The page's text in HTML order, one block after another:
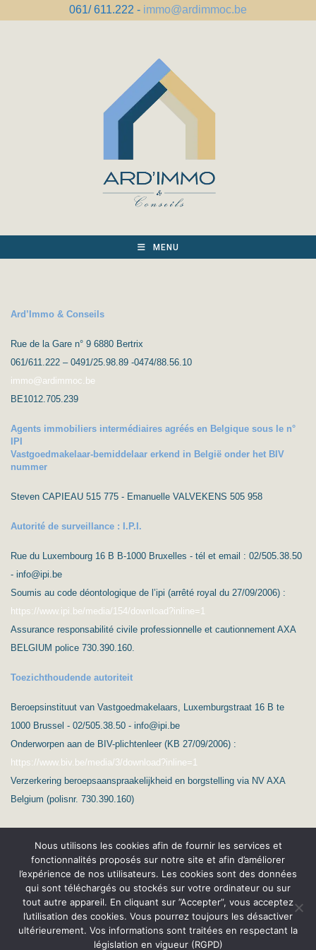
061/ 611.222 - immo@ardimmoc.be
MENU
Ard’Immo & Conseils
Rue de la Gare n° 9 6880 Bertrix
061/611.222 – 0491/25.98.89 -0474/88.56.10
immo@ardimmoc.be
BE1012.705.239
Agents immobiliers intermédiaires agréés en Belgique sous le n°
IPI
Vastgoedmakelaar-bemiddelaar erkend in België onder het BIV
nummer
Steven CAPIEAU 515 775 - Emanuelle VALVEKENS 505 958
Autorité de surveillance : I.P.I.
Rue du Luxembourg 16 B B-1000 Bruxelles - tél et email : 02/505.38.50
- info@ipi.be
Soumis au code déontologique de l’ipi (arrêté royal du 27/09/2006) :
https://www.ipi.be/media/154/download?inline=1
Assurance responsabilité civile professionnelle et cautionnement AXA
BELGIUM police 730.390.160.
Toezichthoudende autoriteit
Beroepsinstituut van Vastgoedmakelaars, Luxemburgstraat 16 B te
1000 Brussel - 02/505.38.50 - info@ipi.be
Onderworpen aan de BIV-plichtenleer (KB 27/09/2006) :
https://www.biv.be/media/3/download?inline=1
Verzerkering beroepsaanspraakelijkheid en borgstelling via NV AXA
Belgium (polisnr. 730.390.160)
(c) Ard’Immo & Conseils
Protection de la vie privée – RGPD
Nous utilisons les cookies afin de fournir les services et
fonctionnalités proposés sur notre site et afin d’améliorer
l’expérience de nos utilisateurs. Les cookies sont des données
qui sont téléchargés ou stockés sur votre ordinateur ou sur
tout autre appareil. En cliquant sur ”Accepter”, vous acceptez
l’utilisation des cookies. Vous pourrez toujours les désactiver
ultérieurement. Vos informations sont traitées en respectant la
législation en vigueur (RGPD)